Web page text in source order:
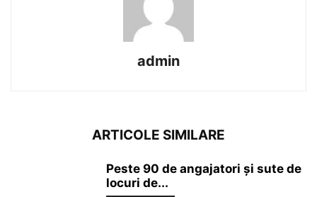
admin
ARTICOLE SIMILARE
Peste 90 de angajatori și sute de
locuri de...